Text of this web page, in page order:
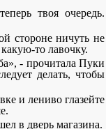
твоя очередь.
стороне ничуть не
то лавочку.
- прочитала Пуки
делать, чтобы
и лениво глазейте
в дверь магазина.